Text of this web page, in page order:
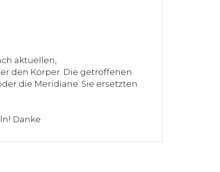
aktuellen,
den Körper. Die getroffenen
die Meridiane. Sie ersetzten
Danke